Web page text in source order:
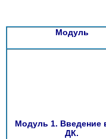
Модуль
Модуль 1. Введение
ДК.